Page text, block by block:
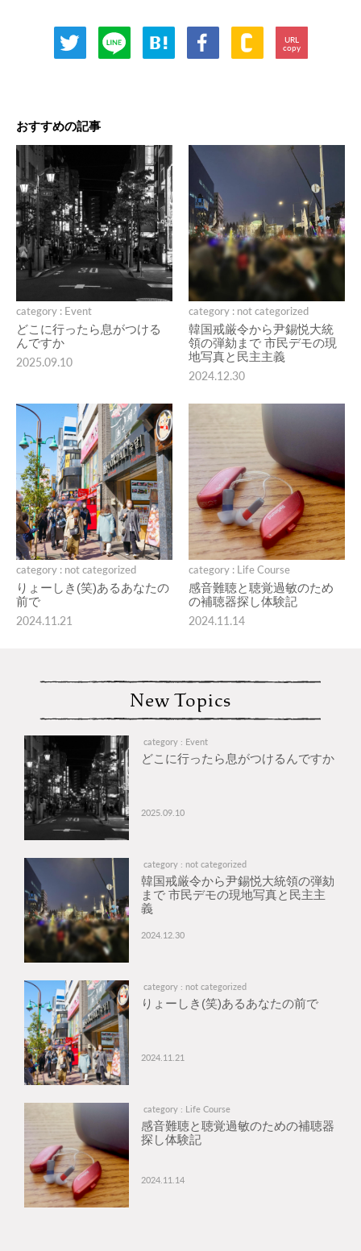
URL
copy
おすすめの記事
category : Event
どこに行ったら息がつける
んですか
2025.09.10
category : not categorized
韓国戒厳令から尹錫悦大統
領の弾劾まで 市民デモの現
地写真と民主主義
2024.12.30
category : not categorized
りょーしき(笑)あるあなたの
前で
2024.11.21
category : Life Course
感音難聴と聴覚過敏のため
の補聴器探し体験記
2024.11.14
New Topics
category : Event
どこに行ったら息がつけるんですか
2025.09.10
category : not categorized
韓国戒厳令から尹錫悦大統領の弾劾
まで 市民デモの現地写真と民主主
義
2024.12.30
category : not categorized
りょーしき(笑)あるあなたの前で
2024.11.21
category : Life Course
感音難聴と聴覚過敏のための補聴器
探し体験記
2024.11.14